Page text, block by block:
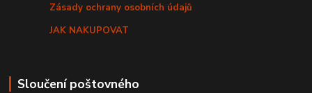
Zásady ochrany osobních údajů
JAK NAKUPOVAT
Sloučení poštovného